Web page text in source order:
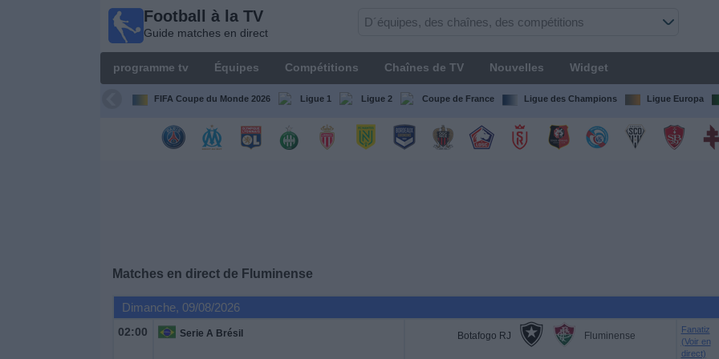
Football à la TV
Guide matches en direct
programme tv Équipes Compétitions Chaînes de TV Nouvelles Widget
FIFA Coupe du Monde 2026 Ligue 1 Ligue 2 Coupe de France Ligue des Champions Ligue Europa
Matches en direct de Fluminense
Dimanche, 09/08/2026
02:00 Serie A Brésil Botafogo RJ Fluminense
Fanatiz
(Voir en
direct)